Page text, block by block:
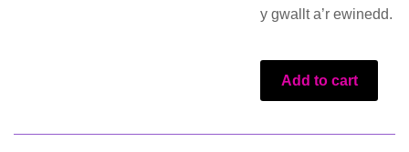
y gwallt a’r ewinedd.
Add to cart